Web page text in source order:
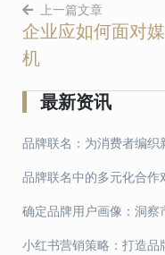
文
章
导
航
上一篇文章
企业应如何面对
机
最新资讯
品牌联名：为消费者编织
品牌联名中的多元化合作
确定品牌用户画像：洞察
小红书营销策略：打造品